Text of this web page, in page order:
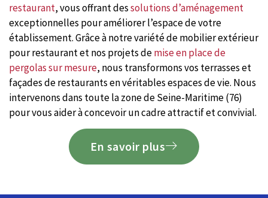
restaurant, vous offrant dessolutions d’aménagement
exceptionnelles pour améliorer l’espace de votre
établissement. Grâce à notre variété de mobilier extérieur
pour restaurant et nos projets demise en place de
pergolas sur mesure, nous transformons vos terrasses et
façades de restaurants en véritables espaces de vie. Nous
intervenons dans toute la zone de Seine-Maritime (76)
pour vous aider à concevoir un cadre attractif et convivial.
En savoir plus